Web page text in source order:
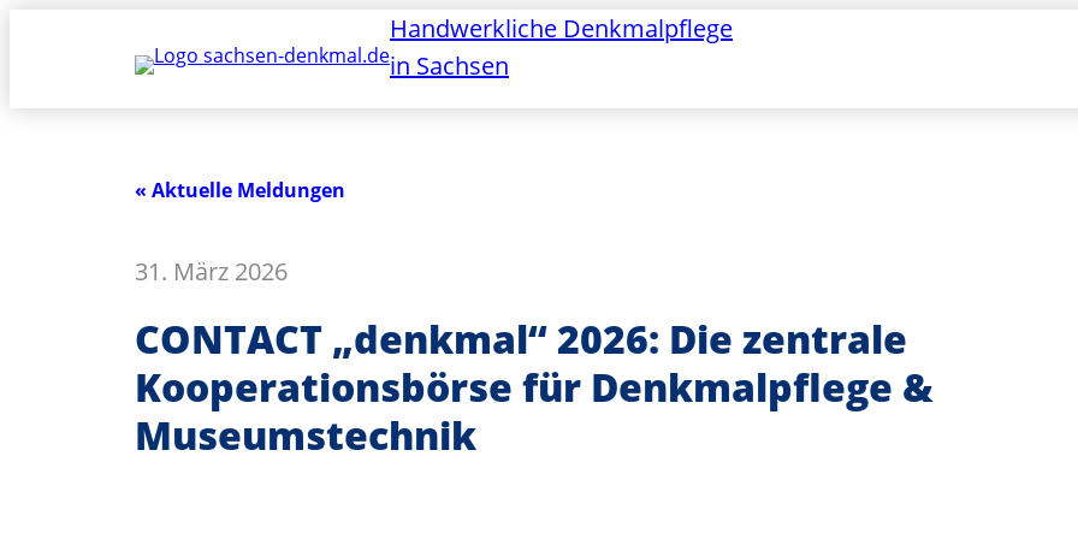
Handwerkliche Denkmalpflege
in Sachsen
« Aktuelle Meldungen
31. März 2026
CONTACT „denkmal“ 2026: Die zentrale
Kooperationsbörse für Denkmalpflege &
Museumstechnik